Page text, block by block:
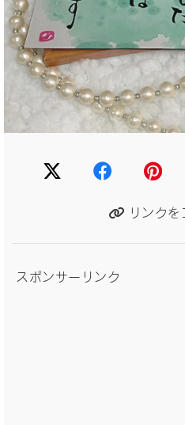
リンク
スポンサーリンク